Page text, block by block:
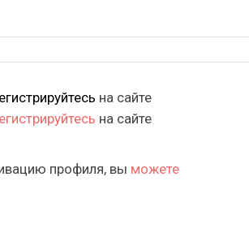
на сайте
на сайте
профиля, вы можете